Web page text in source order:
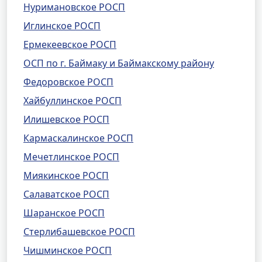
Нуримановское РОСП
Иглинское РОСП
Ермекеевское РОСП
ОСП по г. Баймаку и Баймакскому району
Федоровское РОСП
Хайбуллинское РОСП
Илишевское РОСП
Кармаскалинское РОСП
Мечетлинское РОСП
Миякинское РОСП
Салаватское РОСП
Шаранское РОСП
Стерлибашевское РОСП
Чишминское РОСП